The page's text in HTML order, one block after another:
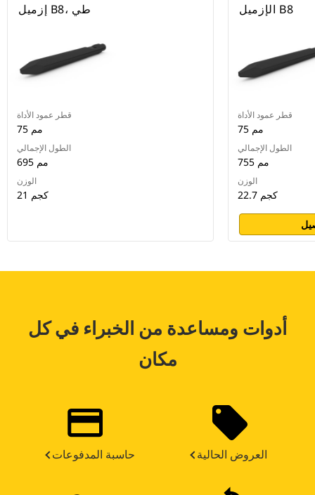
إزميل B8، طي
قطر عمود الأداة
75 مم
الطول الإجمالي
695 مم
الوزن
21 كجم
الإزميل B8
قطر عمود الأداة
75 مم
الطول الإجمالي
755 مم
الوزن
22.7 كجم
أدوات ومساعدة من الخبراء في كل
مكان
حاسبة المدفوعات العروض الحالية